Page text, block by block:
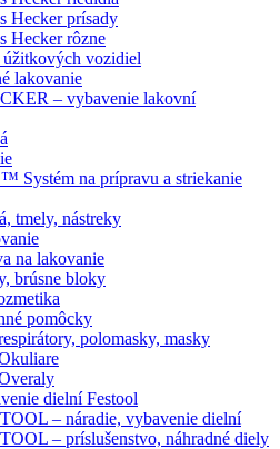
Hecker prísady
Hecker rôzne
vozidiel
lakovanie
– vybavenie lakovní
Systém na prípravu a striekanie
tmely, nástreky
na lakovanie
brúsne bloky
pomôcky
polomasky, masky
dielní Festool
– náradie, vybavenie dielní
– príslušenstvo, náhradné diely